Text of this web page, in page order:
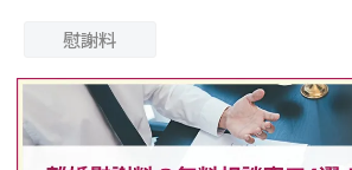
離婚
費用
慰謝料